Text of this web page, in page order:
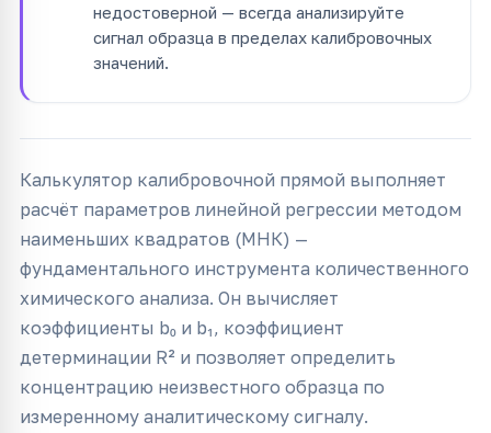
недостоверной — всегда анализируйте
сигнал образца в пределах калибровочных
значений.
Калькулятор калибровочной прямой выполняет
расчёт параметров линейной регрессии методом
наименьших квадратов (МНК) —
фундаментального инструмента количественного
химического анализа. Он вычисляет
коэффициенты b₀ и b₁, коэффициент
детерминации R² и позволяет определить
концентрацию неизвестного образца по
измеренному аналитическому сигналу.